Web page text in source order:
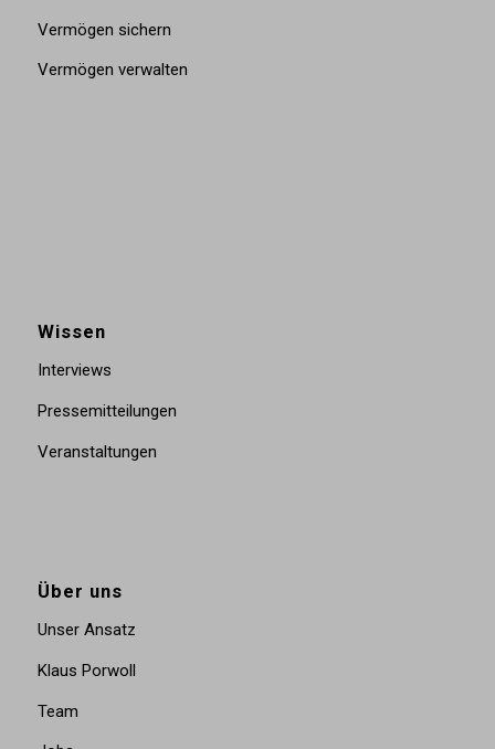
Vermögen sichern
Vermögen verwalten
Wissen
Interviews
Pressemitteilungen
Veranstaltungen
Über uns
Unser Ansatz
Klaus Porwoll
Team